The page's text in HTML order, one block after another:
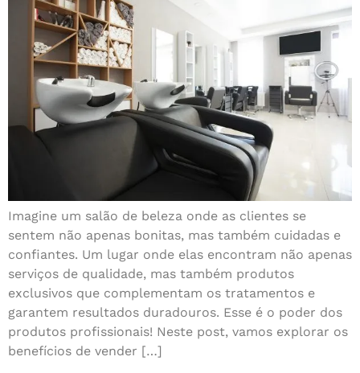
Imagine um salão de beleza onde as clientes se
sentem não apenas bonitas, mas também cuidadas e
confiantes. Um lugar onde elas encontram não apenas
serviços de qualidade, mas também produtos
exclusivos que complementam os tratamentos e
garantem resultados duradouros. Esse é o poder dos
produtos profissionais! Neste post, vamos explorar os
benefícios de vender […]